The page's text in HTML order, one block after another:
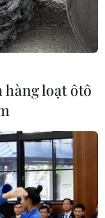
loạt ôtô